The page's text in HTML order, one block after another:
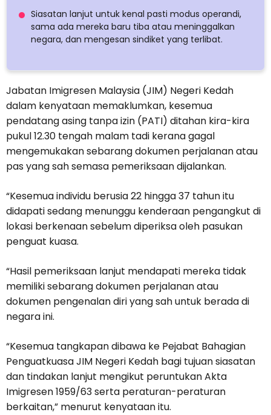
Siasatan lanjut untuk kenal pasti modus operandi,
sama ada mereka baru tiba atau meninggalkan
negara, dan mengesan sindiket yang terlibat.
Jabatan Imigresen Malaysia (JIM) Negeri Kedah
dalam kenyataan memaklumkan, kesemua
pendatang asing tanpa izin (PATI) ditahan kira-kira
pukul 12.30 tengah malam tadi kerana gagal
mengemukakan sebarang dokumen perjalanan atau
pas yang sah semasa pemeriksaan dijalankan.
“Kesemua individu berusia 22 hingga 37 tahun itu
didapati sedang menunggu kenderaan pengangkut di
lokasi berkenaan sebelum diperiksa oleh pasukan
penguat kuasa.
“Hasil pemeriksaan lanjut mendapati mereka tidak
memiliki sebarang dokumen perjalanan atau
dokumen pengenalan diri yang sah untuk berada di
negara ini.
“Kesemua tangkapan dibawa ke Pejabat Bahagian
Penguatkuasa JIM Negeri Kedah bagi tujuan siasatan
dan tindakan lanjut mengikut peruntukan Akta
Imigresen 1959/63 serta peraturan-peraturan
berkaitan,” menurut kenyataan itu.